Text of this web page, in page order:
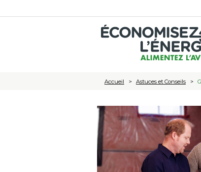
Accueil Astuces et Conseils